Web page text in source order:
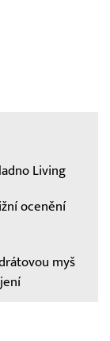
Living
ocenění
myš